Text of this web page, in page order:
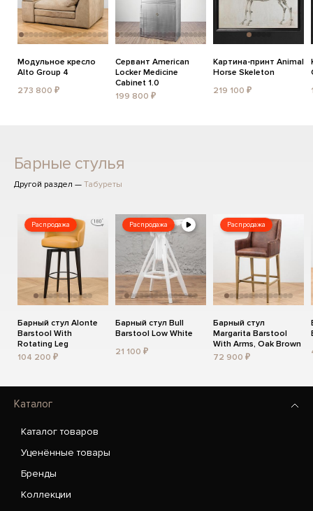
Модульное кресло
Alto Group 4
273 800 ₽
Сервант American
Locker Medicine
Cabinet 1.0
199 800 ₽
Картина-принт Animal
Horse Skeleton
219 100 ₽
Барные стулья
Другой раздел — Табуреты
Распродажа
Барный стул Alonte
Barstool With
Rotating Leg
104 200 ₽
Распродажа
Барный стул Bull
Barstool Low White
21 100 ₽
Распродажа
Барный стул
Margarita Barstool
With Arms, Oak Brown
72 900 ₽
Каталог
Каталог товаров
Уценённые товары
Бренды
Коллекции